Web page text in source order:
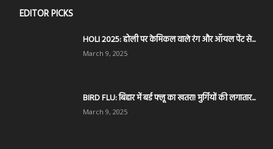
EDITOR PICKS
HOLI 2025: होली पर केमिकल वाले रंग और ऑयल पेंट से...
March 9, 2025
BIRD FLU: बिहार में बर्ड फ्लू का खतरा! मुर्गियों की लगातार...
March 9, 2025